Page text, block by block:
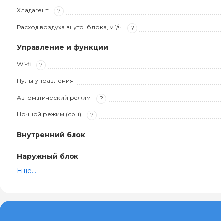
Хладагент ?
Расход воздуха внутр. блока, м³/ч ?
Управление и функции
Wi-fi ?
Пульт управления
Автоматический режим ?
Ночной режим (сон) ?
Внутренний блок
Наружный блок
Ещё...